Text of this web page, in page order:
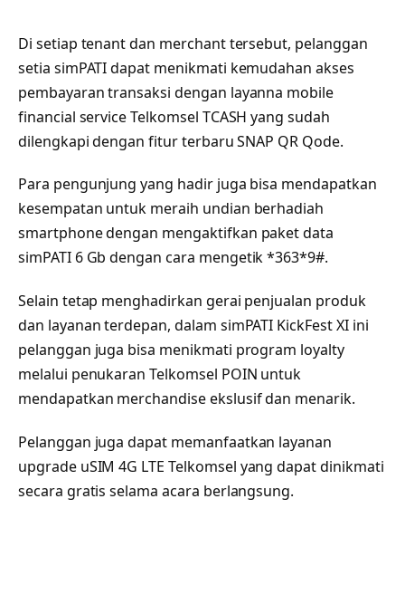
Di setiap tenant dan merchant tersebut, pelanggan
setia simPATI dapat menikmati kemudahan akses
pembayaran transaksi dengan layanna mobile
financial service Telkomsel TCASH yang sudah
dilengkapi dengan fitur terbaru SNAP QR Qode.
Para pengunjung yang hadir juga bisa mendapatkan
kesempatan untuk meraih undian berhadiah
smartphone dengan mengaktifkan paket data
simPATI 6 Gb dengan cara mengetik *363*9#.
Selain tetap menghadirkan gerai penjualan produk
dan layanan terdepan, dalam simPATI KickFest XI ini
pelanggan juga bisa menikmati program loyalty
melalui penukaran Telkomsel POIN untuk
mendapatkan merchandise ekslusif dan menarik.
Pelanggan juga dapat memanfaatkan layanan
upgrade uSIM 4G LTE Telkomsel yang dapat dinikmati
secara gratis selama acara berlangsung.